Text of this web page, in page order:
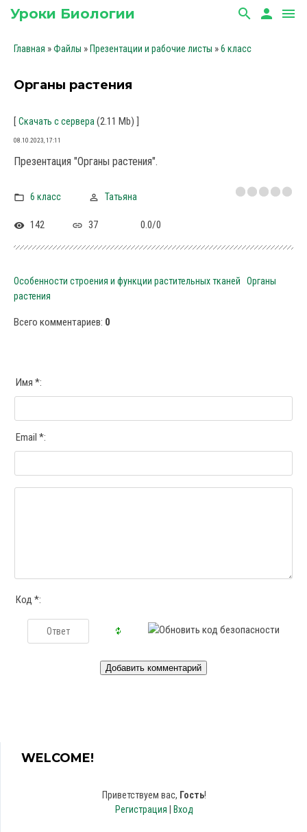
Уроки Биологии search person menu
Главная »Файлы » Презентации и рабочие листы »6 класс
Органы растения
[Скачать с сервера (2.11 Mb) ]
08.10.2023, 17:11
Презентация "Органы растения".
6 класс Татьяна
142 37 0.0/0
Особенности строения и функции растительных тканей
Органы
растения
Всего комментариев: 0
Имя *:
Email *:
Код *:
WELCOME!
Приветствуем вас, Гость!
Регистрация
Вход